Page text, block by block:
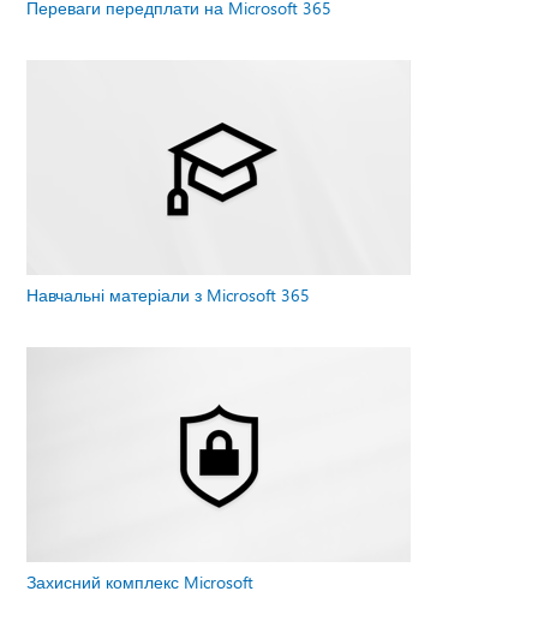
Переваги передплати на Microsoft 365
Навчальні матеріали з Microsoft 365
Захисний комплекс Microsoft